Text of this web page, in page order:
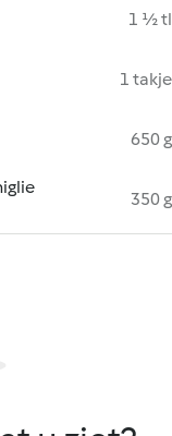
1 ½ tl
1 takje
650 g
350 g